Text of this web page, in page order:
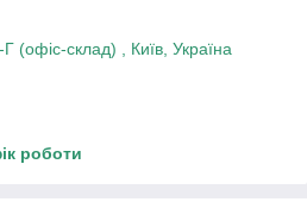
(офіс-склад) , Київ, Україна
роботи